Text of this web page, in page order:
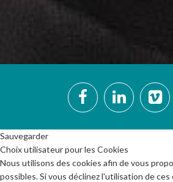
Sauvegarder
Choix utilisateur pour les Cookies
Nous utilisons des cookies afin de vous
possibles. Si vous déclinez l'utilisation de